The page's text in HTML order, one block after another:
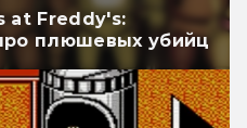
at Freddy's:
плюшевых убийц